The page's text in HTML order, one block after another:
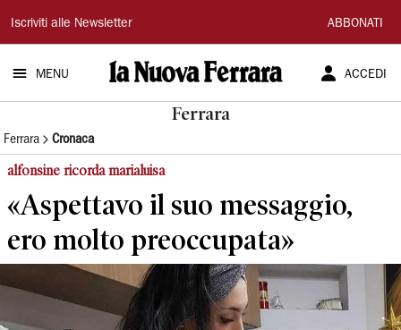
La
Nuova
Ferrara
Iscriviti alle Newsletter ABBONATI
MENU ACCEDI
Ferrara
Ferrara Cronaca
alfonsine ricorda marialuisa
«Aspettavo il suo messaggio,
ero molto preoccupata»